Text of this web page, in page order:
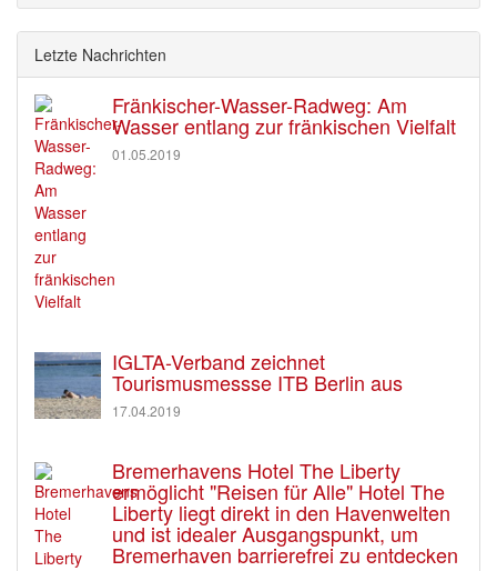
Letzte Nachrichten
Fränkischer-Wasser-Radweg: Am
Wasser entlang zur fränkischen Vielfalt
01.05.2019
IGLTA-Verband zeichnet
Tourismusmessse ITB Berlin aus
17.04.2019
Bremerhavens Hotel The Liberty
ermöglicht "Reisen für Alle" Hotel The
Liberty liegt direkt in den Havenwelten
und ist idealer Ausgangspunkt, um
Bremerhaven barrierefrei zu entdecken